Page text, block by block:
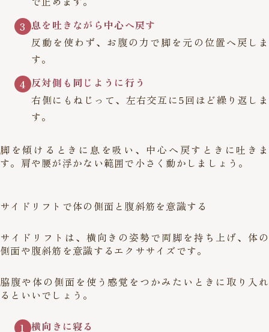
3 息を吐きながら中心へ戻す
反動を使わず、お腹の力で脚を元の位置へ戻しま
す。
4 反対側も同じように行う
右側にもねじって、左右交互に5回ほど繰り返しま
す。
脚を傾けるときに息を吸い、中心へ戻すときに吐きま
す。肩や腰が浮かない範囲で小さく動かしましょう。
サイドリフトで体の側面と腹斜筋を意識する
サイドリフトは、横向きの姿勢で両脚を持ち上げ、体の
側面や腹斜筋を意識するエクササイズです。
脇腹や体の側面を使う感覚をつかみたいときに取り入れ
るといいでしょう。
1 横向きに寝る